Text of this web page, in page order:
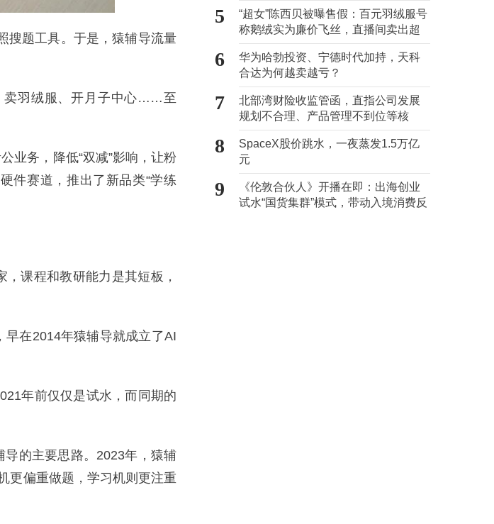
搜题工具。于是，猿辅导流量
卖羽绒服、开月子中心……至
业务，降低“双减”影响，让粉
件赛道，推出了新品类“学练
课程和教研能力是其短板，
在2014年猿辅导就成立了AI
年前仅仅是试水，而同期的
的主要思路。2023年，猿辅
更偏重做题，学习机则更注重
5
“超女”陈西贝被曝售假：百元羽绒服号
称鹅绒实为廉价飞丝，直播间卖出超
百万元
6
华为哈勃投资、宁德时代加持，天科
合达为何越卖越亏？
7
北部湾财险收监管函，直指公司发展
规划不合理、产品管理不到位等核
心“痛点”
8
SpaceX股价跳水，一夜蒸发1.5万亿
元
9
《伦敦合伙人》开播在即：出海创业
试水“国货集群”模式，带动入境消费反